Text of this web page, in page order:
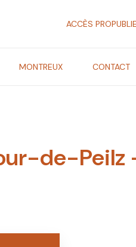
ACCÈS PRO
MONTREUX CONTACT
de-Peilz